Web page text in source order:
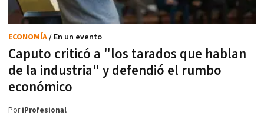
Caputo criticó a "los tarados que hablan
de la industria" y defendió el rumbo
económico
ECONOMÍA/ En un evento
PoriProfesional